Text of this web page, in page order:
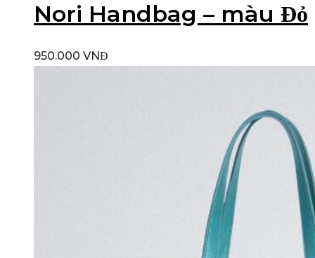
Nori Handbag – màu Đỏ
950.000 VNĐ